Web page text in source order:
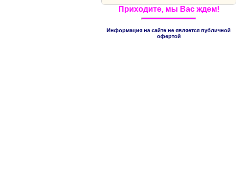
Приходите, мы Вас ждем!
Информация на сайте не является публичной
офертой